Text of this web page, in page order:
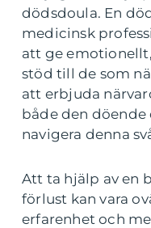
dödsdoula. En
medicinsk
att ge
stöd till de som
att erbjuda
både den
navigera denna
Att ta hjälp av en
förlust kan vara
erfarenhet och